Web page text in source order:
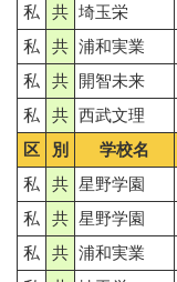
私 共 埼玉栄
私 共 浦和実業
私 共 開智未来
私 共 西武文理
区
別 学校名
私 共 星野学園
私 共 星野学園
私 共 浦和実業